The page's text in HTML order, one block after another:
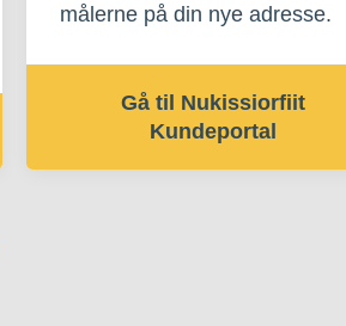
målerne på din nye adresse.
Gå til Nukissiorfiit
Kundeportal